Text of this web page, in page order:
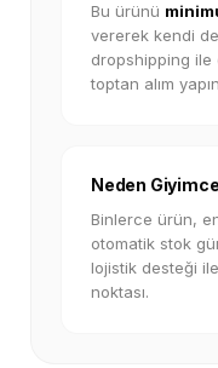
Bu ürünü
vererek kendi
dropshipping
toptan alım
Neden
Binlerce ürün,
otomatik stok
lojistik desteği
noktası.